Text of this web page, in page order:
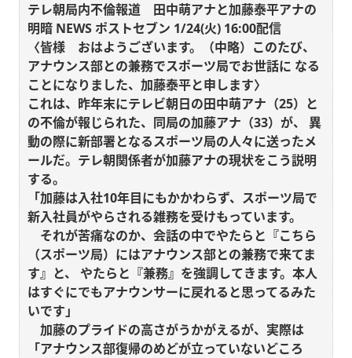
テレ朝局内不倫報道 田中萌アナと加藤泰平アナの
明暗 NEWS ポストセブン 1/24(火) 16:00配信
〈皆様 おはようございます。（中略）このたび、
アナウンス部との兼務でスポーツ局でお世話に なる
ことになりました、加藤泰平と申します〉
これは、昨年末にテレビ朝日の田中萌アナ（25）と
の不倫が報じられた、同局の加藤アナ（33）が、 異
動の際に新部署となるスポーツ局の人々に送ったメ
ールだ。テレ朝関係者が加藤アナの現状をこう説明
する。
「加藤は入社10年目にもかかわらず、スポーツ局で
新入社員がやらされる雑務を受けもっています。
それが苦痛なのか、会話の中でやたらと『こちら
（スポーツ局）にはアナウンス部との兼務で来てま
す』と、 やたらと『兼務』を強調してきます。本人
はすぐにでもアナウンサーに戻れると思ってるみた
いです」
加藤のプライドの高さがうかがえるが、実際は
「アナウンス部復帰のめどが立っていないどころ